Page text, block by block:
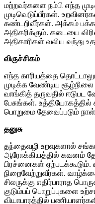
மற்றவர்களை நம்பி எந்த
முடிவெடுப்பீர்கள்.
கண்டறிவீர்கள். அக்கம்
அதிகரிக்கும். கடையை
அதிகாரிகள் வலிய வந்து
விருச்சிகம்
எந்த காரியத்தை
முடிக்க வேண்டிய
வாங்கித் தருவதில் ஈடுபட
பேசுங்கள். உத்தியோகத்தில்
பொறுமை தேவைப்படும்
தனுசு
தந்தைவழி உறவுகளால்
ஆரோக்கியத்தில் கவனம்
பிரச்னைகள்
நிறைவேற்றுவீர்கள்.
சிலருக்கு எதிர்பாராத
குடும்பப் பொறுப்புகளை
வியாபாரத்தில்